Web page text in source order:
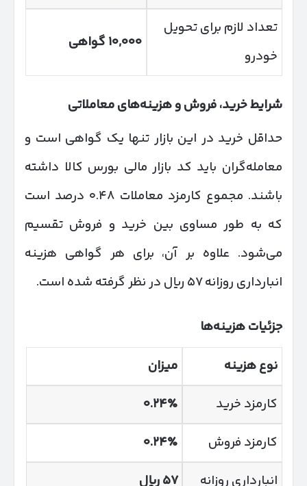
تعداد لازم برای تحویل
خودرو
۱۰,۰۰۰ گواهی
شرایط خرید، فروش و هزینه‌های معاملاتی
حداقل خرید در این بازار تنها یک گواهی است و
معامله‌گران باید کد بازار مالی بورس کالا داشته
باشند. مجموع کارمزد معاملات ۰.۴۸ درصد است
که به طور مساوی بین خرید و فروش تقسیم
می‌شود. علاوه بر آن، برای هر گواهی هزینه
انبارداری روزانه ۵۷ ریال در نظر گرفته شده است.
جزئیات هزینه‌ها
نوع هزینه
میزان
کارمزد خرید
۰.۲۴٪
کارمزد فروش
۰.۲۴٪
انبارداری روزانه
۵۷ ریال